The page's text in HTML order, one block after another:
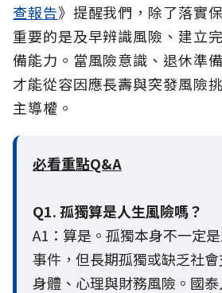
查報告》提醒我們，除了落實
重要的是及早辨識風險、建立
備能力。當風險意識、退休準
才能從容因應長壽與突發風險
主導權。
必看重點Q&A
Q1. 孤獨算是人生風險嗎？
A1：算是。孤獨本身不一定
事件，但長期孤獨或缺乏社
身體、心理與財務風險。國泰